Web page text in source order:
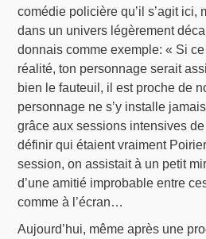
comédie policière qu’il s’agit ici,
dans un univers légèrement
donnais comme exemple: « Si
réalité, ton personnage serait
bien le fauteuil, il est proche de
personnage ne s’y installe
grâce aux sessions intensives
définir qui étaient vraiment
session, on assistait à un petit
d’une amitié improbable entre
comme à l’écran…
Aujourd’hui, même après une